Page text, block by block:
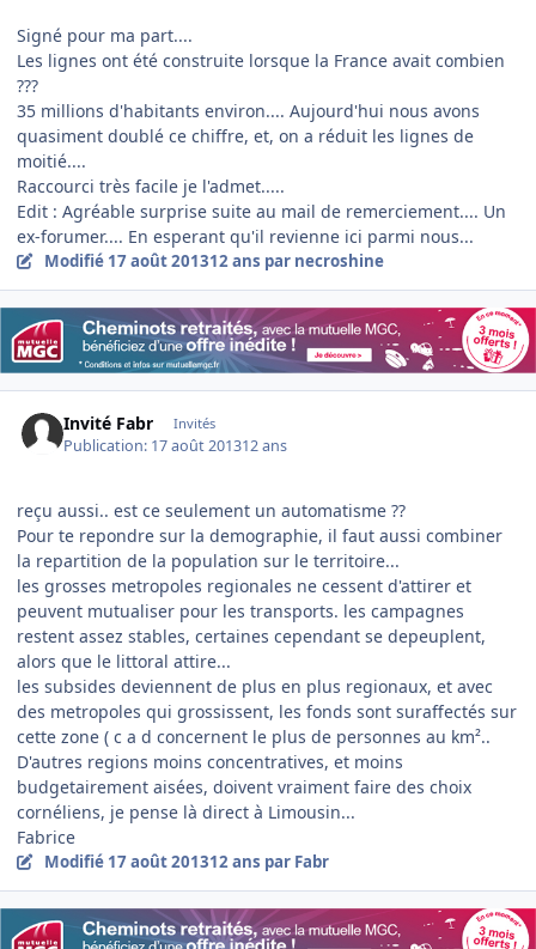
Signé pour ma part....
Les lignes ont été construite lorsque la France avait combien
???
35 millions d'habitants environ.... Aujourd'hui nous avons
quasiment doublé ce chiffre, et, on a réduit les lignes de
moitié....
Raccourci très facile je l'admet.....
Edit : Agréable surprise suite au mail de remerciement.... Un
ex-forumer.... En esperant qu'il revienne ici parmi nous...
Modifié 17 août 201312 ans par necroshine
Invité Fabr Invités
Publication: 17 août 201312 ans
reçu aussi.. est ce seulement un automatisme ??
Pour te repondre sur la demographie, il faut aussi combiner
la repartition de la population sur le territoire...
les grosses metropoles regionales ne cessent d'attirer et
peuvent mutualiser pour les transports. les campagnes
restent assez stables, certaines cependant se depeuplent,
alors que le littoral attire...
les subsides deviennent de plus en plus regionaux, et avec
des metropoles qui grossissent, les fonds sont suraffectés sur
cette zone ( c a d concernent le plus de personnes au km²..
D'autres regions moins concentratives, et moins
budgetairement aisées, doivent vraiment faire des choix
cornéliens, je pense là direct à Limousin...
Fabrice
Modifié 17 août 201312 ans par Fabr